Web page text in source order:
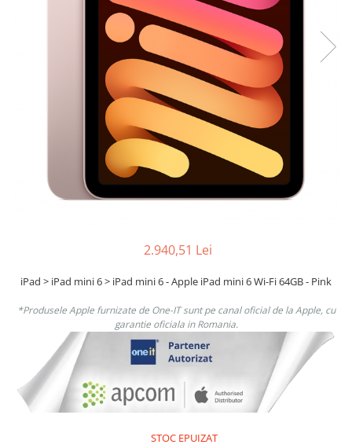
Smartphone IPhone
2.940,51 Lei
iPad > iPad mini 6 > iPad mini 6 - Apple iPad mini 6 Wi-Fi 64GB - Pink
*Produsele Apple furnizate de One-IT sunt pe canal oficial de la Apple, cu
garantie oficiala in Romania.
STOC EPUIZAT